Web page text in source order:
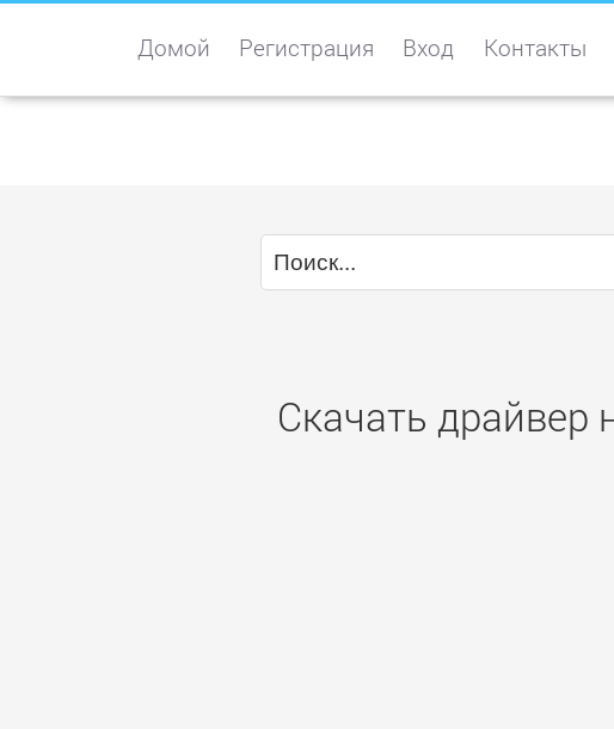
Домой Регистрация Вход Контакты
Скачать драйвер